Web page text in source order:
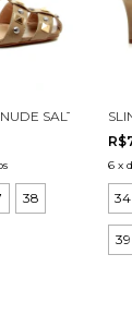
SALTO
38
6 x
34
39